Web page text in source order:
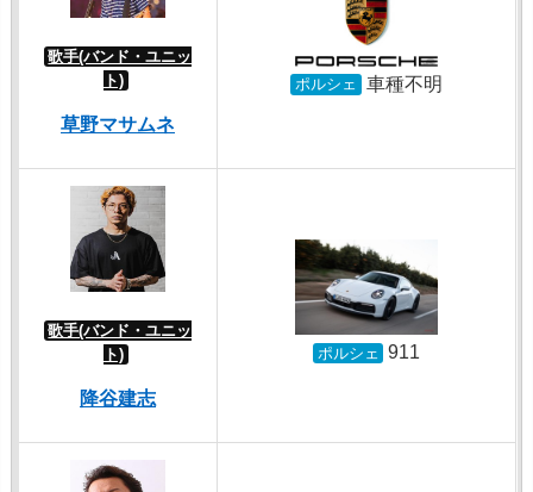
歌手(バンド・ユニッ
ト)
草野マサムネ
ポルシェ 車種不明
歌手(バンド・ユニッ
ト)
降谷建志
ポルシェ 911